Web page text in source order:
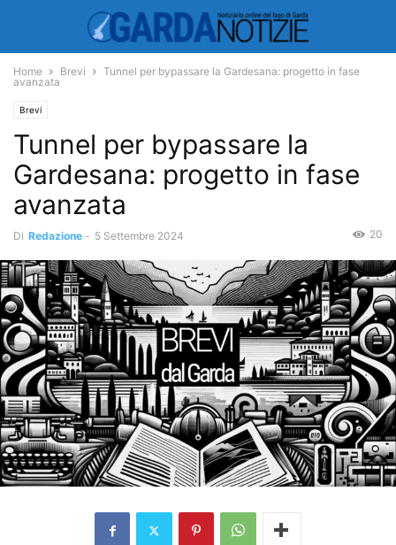
Home Brevi
Tunnel per bypassare la Gardesana: progetto in fase
avanzata
Brevi
Tunnel per bypassare la
Gardesana: progetto in fase
avanzata
Di Redazione - 5 Settembre 2024 20